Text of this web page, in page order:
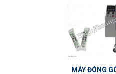
MÁY ĐÓNG